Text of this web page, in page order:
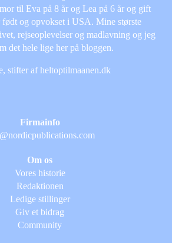
til Eva på 8 år og Lea på 6 år og gift
født og opvokset i USA. Mine største
rejseoplevelser og madlavning og jeg
det hele lige her på bloggen.
stifter af heltoptilmaanen.dk
Firmainfo
Om os
Vores historie
Redaktionen
Ledige stillinger
Giv et bidrag
Community